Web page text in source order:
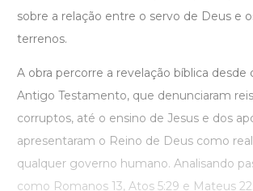
sobre a relação entre o servo de Deus e
terrenos.
A obra percorre a revelação bíblica desde
Antigo Testamento, que denunciaram
corruptos, até o ensino de Jesus e dos
apresentaram o Reino de Deus como
qualquer governo humano. Analisando
como Romanos 13, Atos 5:29 e Mateus